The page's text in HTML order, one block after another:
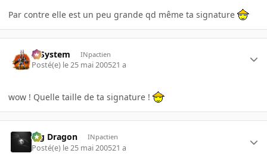
Par contre elle est un peu grande qd même ta signature
X-System INpactien
Posté(e) le 25 mai 200521 a
wow ! Quelle taille de ta signature !
Big Dragon INpactien
Posté(e) le 25 mai 200521 a